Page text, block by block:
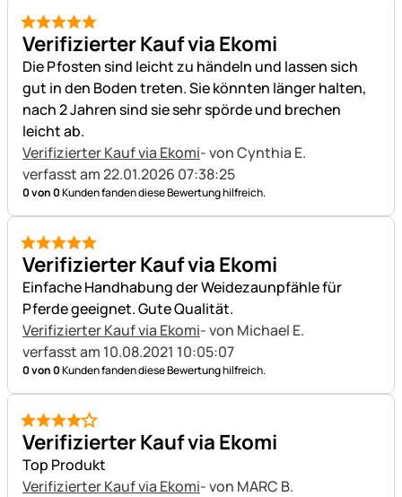
5 von 5
Verifizierter Kauf via Ekomi
Die Pfosten sind leicht zu händeln und lassen sich
gut in den Boden treten. Sie könnten länger halten,
nach 2 Jahren sind sie sehr spörde und brechen
leicht ab.
Verifizierter Kauf via Ekomi- von Cynthia E.
verfasst am 22.01.2026 07:38:25
0 von 0Kunden fanden diese Bewertung hilfreich.
5 von 5
Verifizierter Kauf via Ekomi
Einfache Handhabung der Weidezaunpfähle für
Pferde geeignet. Gute Qualität.
Verifizierter Kauf via Ekomi- von Michael E.
verfasst am 10.08.2021 10:05:07
0 von 0Kunden fanden diese Bewertung hilfreich.
4 von 5
Verifizierter Kauf via Ekomi
Top Produkt
Verifizierter Kauf via Ekomi- von MARC B.